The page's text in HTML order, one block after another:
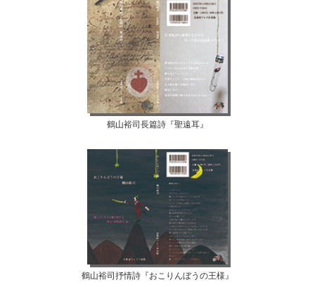
鶴山裕司長篇詩『聖遠耳』
鶴山裕司抒情詩『おこりんぼうの王様』